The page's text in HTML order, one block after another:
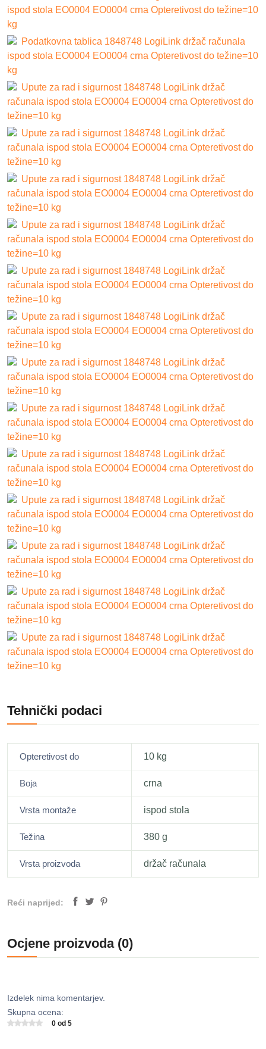
ispod stola EO0004 EO0004 crna Opteretivost do težine=10
kg
Podatkovna tablica 1848748 LogiLink držač računala
ispod stola EO0004 EO0004 crna Opteretivost do težine=10
kg
Upute za rad i sigurnost 1848748 LogiLink držač
računala ispod stola EO0004 EO0004 crna Opteretivost do
težine=10 kg
Upute za rad i sigurnost 1848748 LogiLink držač
računala ispod stola EO0004 EO0004 crna Opteretivost do
težine=10 kg
Upute za rad i sigurnost 1848748 LogiLink držač
računala ispod stola EO0004 EO0004 crna Opteretivost do
težine=10 kg
Upute za rad i sigurnost 1848748 LogiLink držač
računala ispod stola EO0004 EO0004 crna Opteretivost do
težine=10 kg
Upute za rad i sigurnost 1848748 LogiLink držač
računala ispod stola EO0004 EO0004 crna Opteretivost do
težine=10 kg
Upute za rad i sigurnost 1848748 LogiLink držač
računala ispod stola EO0004 EO0004 crna Opteretivost do
težine=10 kg
Upute za rad i sigurnost 1848748 LogiLink držač
računala ispod stola EO0004 EO0004 crna Opteretivost do
težine=10 kg
Upute za rad i sigurnost 1848748 LogiLink držač
računala ispod stola EO0004 EO0004 crna Opteretivost do
težine=10 kg
Upute za rad i sigurnost 1848748 LogiLink držač
računala ispod stola EO0004 EO0004 crna Opteretivost do
težine=10 kg
Upute za rad i sigurnost 1848748 LogiLink držač
računala ispod stola EO0004 EO0004 crna Opteretivost do
težine=10 kg
Upute za rad i sigurnost 1848748 LogiLink držač
računala ispod stola EO0004 EO0004 crna Opteretivost do
težine=10 kg
Upute za rad i sigurnost 1848748 LogiLink držač
računala ispod stola EO0004 EO0004 crna Opteretivost do
težine=10 kg
Upute za rad i sigurnost 1848748 LogiLink držač
računala ispod stola EO0004 EO0004 crna Opteretivost do
težine=10 kg
Tehnički podaci
Opteretivost do 10 kg
Boja crna
Vrsta montaže ispod stola
Težina 380 g
Vrsta proizvoda držač računala
Reći naprijed:
Ocjene proizvoda (0)
Izdelek nima komentarjev.
Skupna ocena:
0 od 5